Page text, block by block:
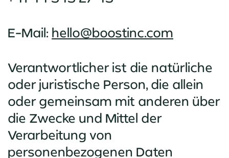
E-Mail: hello@boostinc.com
Verantwortlicher ist die natürliche
oder juristische Person, die allein
oder gemeinsam mit anderen über
die Zwecke und Mittel der
Verarbeitung von
personenbezogenen Daten